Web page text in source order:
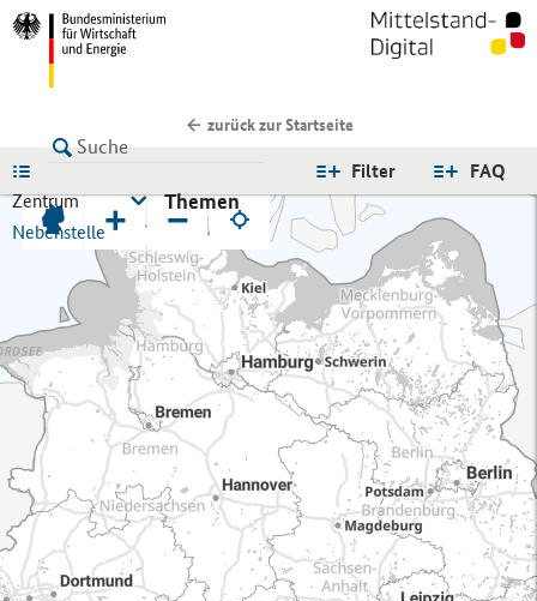
zurück zur Startseite
FAQ
Filter
Zentrum
Nebenstelle
Themen
+ −